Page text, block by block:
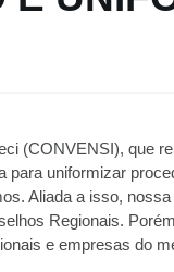
(CONVENSI), que
para uniformizar
Aliada a isso,
Regionais.
e empresas do